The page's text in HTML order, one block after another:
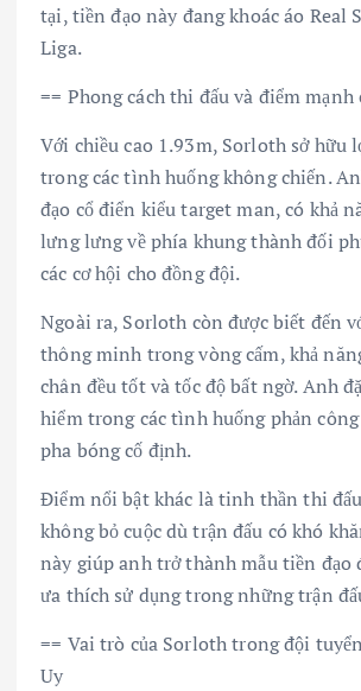
tại, tiền đạo này đang khoác áo Real
Liga.
== Phong cách thi đấu và điểm mạnh
Với chiều cao 1.93m, Sorloth sở hữu
trong các tình huống không chiến.
đạo cổ điển kiểu target man, có khả
lưng lưng về phía khung thành đối
các cơ hội cho đồng đội.
Ngoài ra, Sorloth còn được biết đến
thông minh trong vòng cấm, khả
chân đều tốt và tốc độ bất ngờ. Anh
hiểm trong các tình huống phản
pha bóng cố định.
Điểm nổi bật khác là tinh thần thi
không bỏ cuộc dù trận đấu có khó
này giúp anh trở thành mẫu tiền đạo
ưa thích sử dụng trong những trận
== Vai trò của Sorloth trong đội
Uy